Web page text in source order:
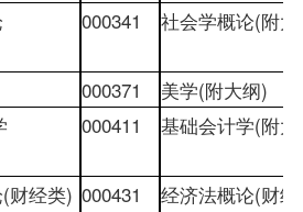
000341 社会学概论(附
000371 美学(附大纲)
000411 基础会计学(附
(财经类) 000431 经济法概论(财